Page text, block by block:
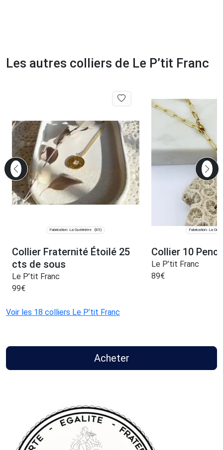
Les autres colliers de Le P’tit Franc
Fabrication: La Guérinière (85)
Collier Fraternité Étoilé 25
cts de sous
Le P’tit Franc
99€
Fabrication: La
Collier 10
Le P’tit Franc
89€
Voir les 18 colliers Le P’tit Franc
Acheter